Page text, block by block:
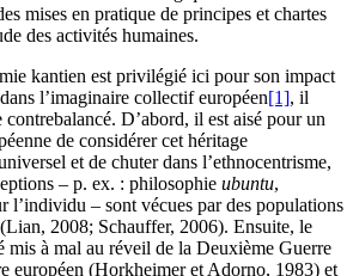
mises en pratique de principes et chartes
des activités humaines.
kantien est privilégié ici pour son impact
l’imaginaire collectif européen[1], il
contrebalancé. D’abord, il est aisé pour un
de considérer cet héritage
et de chuter dans l’ethnocentrisme,
– p. ex. : philosophie ubuntu,
l’individu – sont vécues par des populations
2008; Schauffer, 2006). Ensuite, le
mis à mal au réveil de la Deuxième Guerre
européen (Horkheimer et Adorno, 1983) et